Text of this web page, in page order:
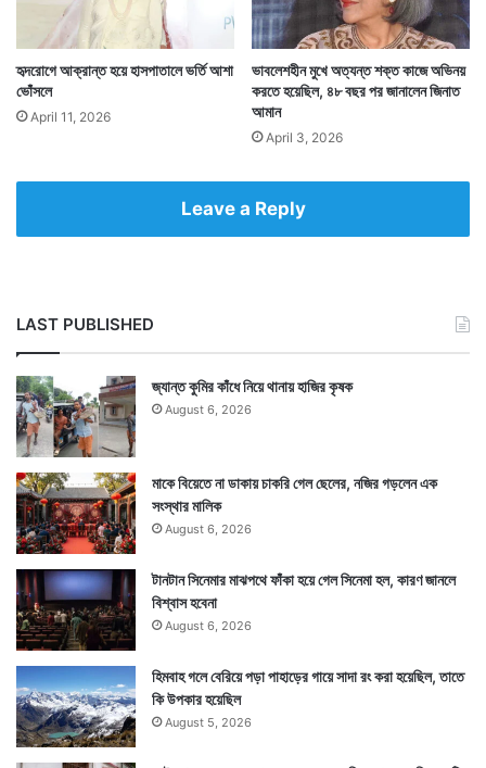
তাহলে কি এবার তৃণমূলে যোগ দিচ্ছেন বিজেপিতে যোগ দেওয়ার
আগে মুখ্যমন্ত্রীর বিভিন্ন অনুষ্ঠানে উপস্থিত থাকা এই
অভিনেত্রী? এ বিষয়ে অবশ্য কোনও ইঙ্গিত দেননি শ্রাবন্তী
চট্টোপাধ্যায়।
Tags BJP West Bengal
হৃদরোগে আক্রান্ত হয়ে হাসপাতালে ভর্তি আশা
ভোঁসলে
April 11, 2026
ভাবলেশহীন মুখে অত্যন্ত শক্ত কাজে অভিনয়
করতে হয়েছিল, ৪৮ বছর পর জানালেন জিনাত
আমান
April 3, 2026
Leave a Reply
LAST PUBLISHED
জ্যান্ত কুমির কাঁধে নিয়ে থানায় হাজির কৃষক
August 6, 2026
মাকে বিয়েতে না ডাকায় চাকরি গেল ছেলের, নজির গড়লেন এক
সংস্থার মালিক
August 6, 2026
টানটান সিনেমার মাঝপথে ফাঁকা হয়ে গেল সিনেমা হল, কারণ জানলে
বিশ্বাস হবেনা
August 6, 2026
হিমবাহ গলে বেরিয়ে পড়া পাহাড়ের গায়ে সাদা রং করা হয়েছিল, তাতে
কি উপকার হয়েছিল
August 5, 2026